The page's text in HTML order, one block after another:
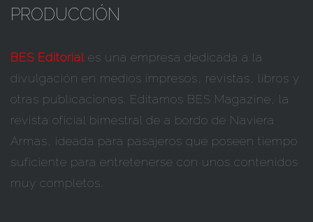
PRODUCCIÓN
BES Editorial es una empresa dedicada a la
divulgación en medios impresos, revistas, libros y
otras publicaciones. Editamos BES Magazine, la
revista oficial bimestral de a bordo de Naviera
Armas, ideada para pasajeros que poseen tiempo
suficiente para entretenerse con unos contenidos
muy completos.